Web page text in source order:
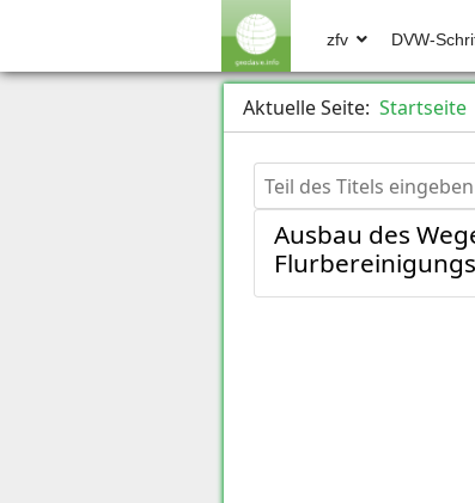
zfv DVW-
Aktuelle Seite: Startseite
Teil des Titels eingeben
Ausbau des